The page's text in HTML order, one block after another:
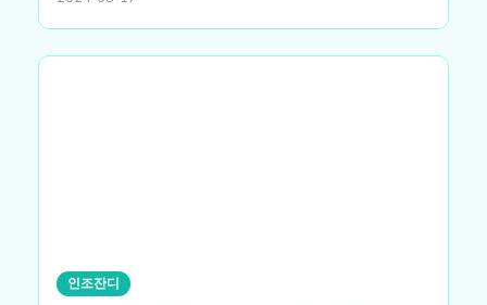
인조잔디